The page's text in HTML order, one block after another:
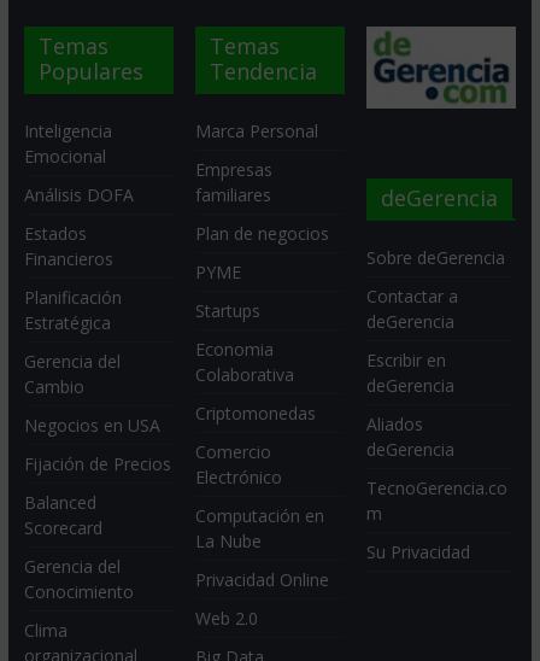
Temas
Populares
Inteligencia
Emocional
Análisis DOFA
Estados
Financieros
Planificación
Estratégica
Gerencia del
Cambio
Negocios en USA
Fijación de Precios
Balanced
Scorecard
Gerencia del
Conocimiento
Clima
organizacional
Temas
Tendencia
Marca Personal
Empresas
familiares
Plan de negocios
PYME
Startups
Economia
Colaborativa
Criptomonedas
Comercio
Electrónico
Computación en
La Nube
Privacidad Online
Web 2.0
deGerencia
Sobre deGerencia
Contactar a
deGerencia
Escribir en
deGerencia
Aliados
deGerencia
TecnoGerencia.co
m
Su Privacidad